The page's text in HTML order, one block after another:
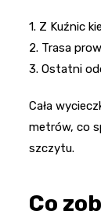
1. Z Kuźnic
2. Trasa
3. Ostatni
Cała
metrów, co
szczytu.
Co